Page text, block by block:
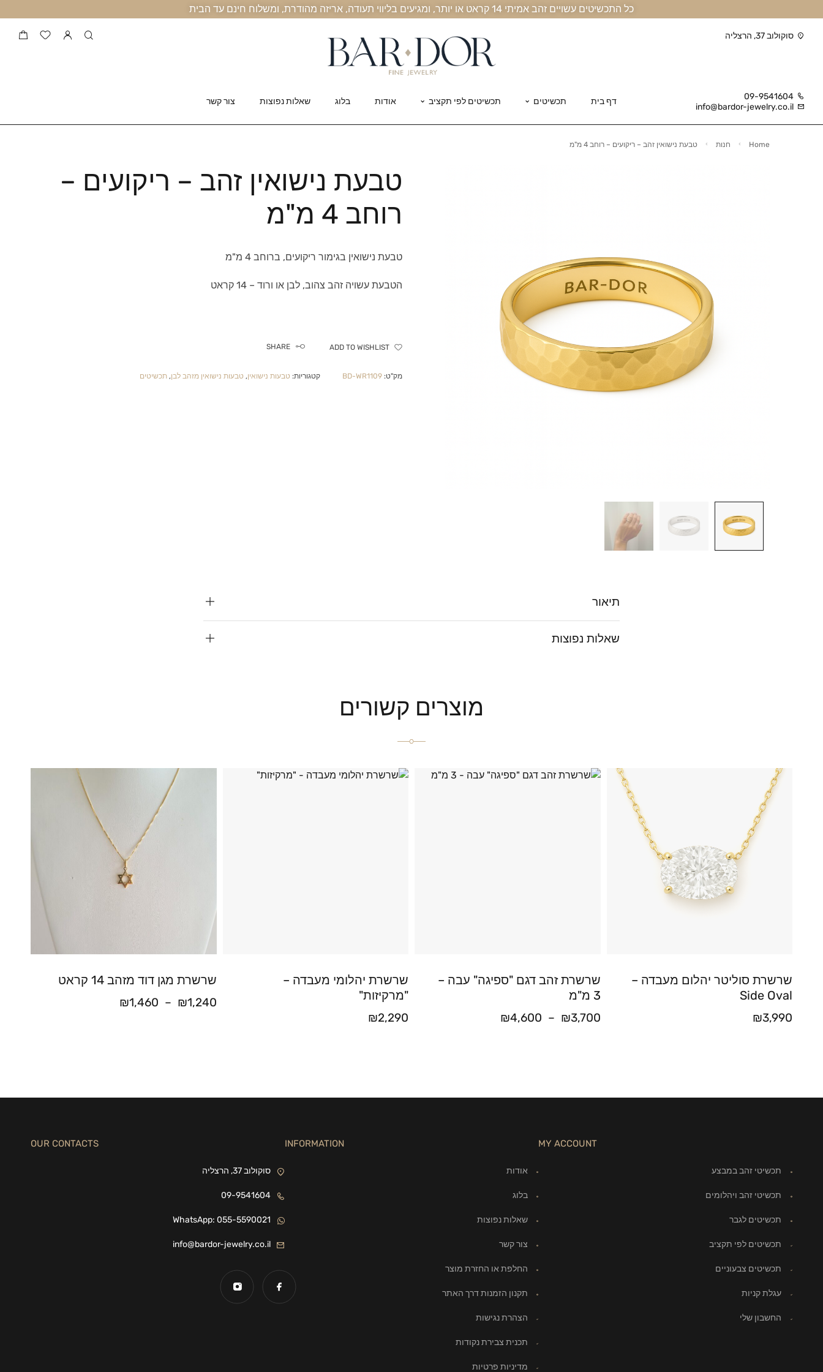
כל התכשיטים עשויים זהב אמיתי 14 קראט או יותר, ומגיעים בליווי תעודה, אריזה מהודרת, ומשלוח חינם עד הבית
סוקולוב 37, הרצליה
09-9541604
info@bardor-jewelry.co.il
דף בית תכשיטים תכשיטים לפי תקציב אודות בלוג שאלות נפוצות צור קשר
Home חנות טבעת נישואין זהב – ריקועים – רוחב 4 מ"מ
טבעת נישואין זהב – ריקועים –
רוחב 4 מ"מ
טבעת נישואין בגימור ריקועים, ברוחב 4 מ"מ
הטבעת עשויה זהב צהוב, לבן או ורוד – 14 קראט
ADD TO WISHLIST
SHARE
מק"ט: BD-WR1109 קטגוריות: טבעות נישואין, טבעות נישואין מזהב לבן, תכשיטים
תיאור
שאלות נפוצות
מוצרים קשורים
שרשרת סוליטר יהלום מעבדה –
Side Oval
₪3,990
שרשרת זהב דגם "ספיגה" עבה –
3 מ"מ
₪3,700
–
₪4,600
שרשרת יהלומי מעבדה –
"מרקיזות"
₪2,290
שרשרת מגן דוד מזהב 14 קראט
₪1,240
–
₪1,460
MY ACCOUNT
תכשיטי זהב במבצע
תכשיטי זהב ויהלומים
תכשיטים לגבר
תכשיטים לפי תקציב
תכשיטים צבעוניים
עגלת קניות
החשבון שלי
INFORMATION
אודות
בלוג
שאלות נפוצות
צור קשר
החלפת או החזרת מוצר
תקנון הזמנות דרך האתר
הצהרת נגישות
תכנית צבירת נקודות
מדיניות פרטיות
OUR CONTACTS
סוקולוב 37, הרצליה
09-9541604
WhatsApp: 055-5590021
info@bardor-jewelry.co.il